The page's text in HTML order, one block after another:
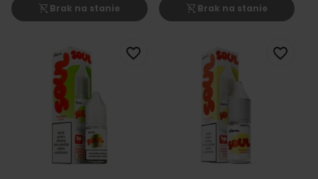
shopping_cart_off Brak na stanie shopping_cart_off Brak na stanie
favorite_border favorite_border